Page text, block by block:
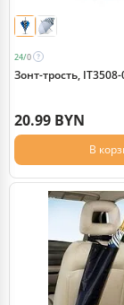
24/0
Зонт-трость,
20.99 BYN
В